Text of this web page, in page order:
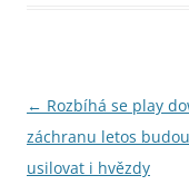
Navigace
pro
příspěvky
← Rozbíhá se play
záchranu letos budou
usilovat i hvězdy